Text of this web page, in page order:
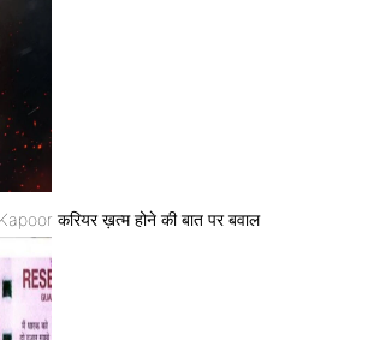
करियर ख़त्म होने की बात पर बवाल